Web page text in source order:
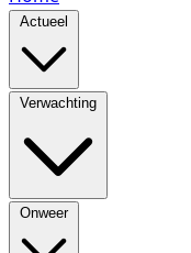
Actueel
Verwachting
Onweer